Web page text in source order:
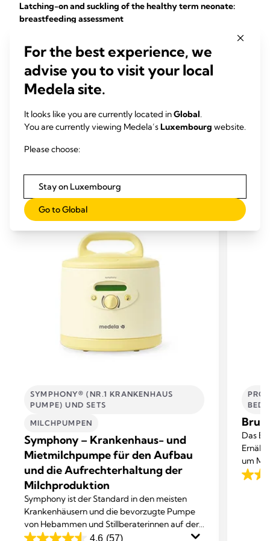
Latching-on and suckling of the healthy term neonate:
breastfeeding assessment
acknowledged public health priority. Breastfeeding
problems, especially with the healthy term neonate
latching-on or feeding with a suboptimal ...
J Midwifery Womens Health 52(6):638-42
ÄHNLICHE PRODUKTE
SYMPHONY® (NR.1 KRANKENHAUS
PUMPE) UND SETS
MILCHPUMPEN
Symphony – Krankenhaus- und
Mietmilchpumpe für den Aufbau
und die Aufrechterhaltung der
Milchproduktion
Symphony ist der Standard in den meisten
Krankenhäusern und die bevorzugte Pumpe
von Hebammen und Stillberaterinnen auf der
ganzen Welt.
4.6 (57)
Das
um
3.5
For the best experience, we
advise you to visit your local
Medela site.
It looks like you are currently located inGlobal.
You are currently viewing Medela’sLuxembourg website.
Please choose:
Stay on Luxembourg
Go to Global